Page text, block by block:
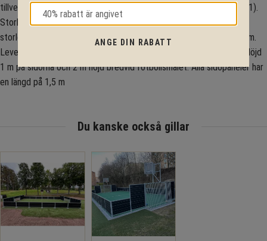
tillverkad enligt standard DS/EN 15312+A1 (2 upplagan 2010-09-21).
Storlek: Bredd 15 m, Längd 25,50 m (kan levereras i många andra
storlekar). Fotbollsmål, storlek: Bredd 3 m, Höjd 2 m och Djup 60 cm.
Levereras som standard med en dörr bredvid målet. Sidopaneler: Höjd
1 m på sidorna och 2 m höjd bredvid fotbollsmålet. Alla sidopaneler har
en längd på 1,5 m
Du kanske också gillar
ANGE DIN RABATT